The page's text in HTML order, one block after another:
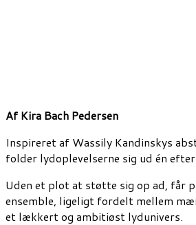
Af Kira Bach Pedersen
Inspireret af Wassily Kandinskys
folder lydoplevelserne sig ud én
Uden et plot at støtte sig op ad, får
ensemble, ligeligt fordelt mellem
et lækkert og ambitiøst lydunivers.